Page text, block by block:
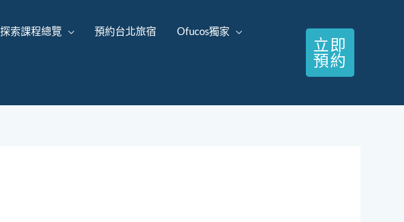
探索課程總覽 預約台北旅宿 Ofucos獨家
立即
預約